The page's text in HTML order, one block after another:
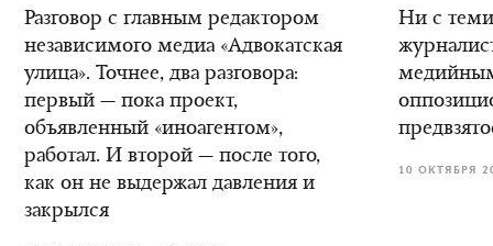
Разговор с главным редактором
независимого медиа «Адвокатская
улица». Точнее, два разговора:
первый — пока проект,
объявленный «иноагентом»,
работал. И второй — после того,
как он не выдержал давления и
закрылся
Ни с
10 ОКТЯБРЯ